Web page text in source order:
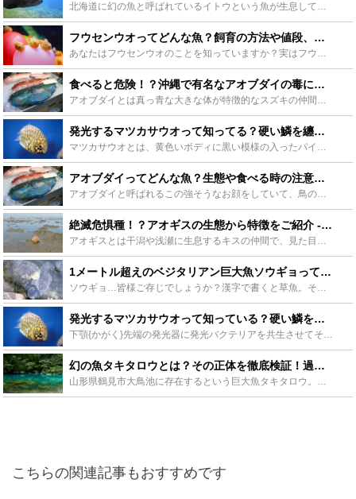
北海道に幻の魚と呼ばれているイトウという魚が生息しています。なぜイトウは幻の魚と呼ばれるようになったのでしょうか？そこで、イトウが幻の魚と呼ばれるようになった理由をまとめました。また、気になるイトウ...
フウセンウオってどんな魚？飼育の方法や値段、寿命など気になる情報まとめ！ - Leisurego(レジャーゴー)
あなたはフウセンウオのことを知っていますか？実はフウセンウオはあの有名映画にも出演していた大人気の生き物です！かわいく魅力的な生き物フウセンウオについて、飼育方法や値段、寿命なども含めてご紹介します...
食べると危険！？沖縄で有名なアオブダイの毒に注意！毒がある理由も徹底解説 - Leisurego(レジャーゴー)
アオブダイとは真っ青な大きな体が特徴的なスズキの仲間です。鋭く鳥のような歯を持ち、雑食で何でもエサにしてしまう魚です。沖縄で主に見かけることができ、古くから親しまれています。この記事ではアオブダイの...
発光するマツカサウオって知ってる？硬い鱗を纏った魚が絶品だった - Leisurego(レジャーゴー)
マツカサウオとは、黄色いボディに黒い模様の入ったパイナップルのような外観をしている魚のこと。その個性的な見た目とは裏腹に、その食感は美味そのものとして有名です。日常では聞きなれないであろう謎に包まれ...
アオブダイってどんな魚？生態や食べる時の注意点などアオブダイのまとめ - Leisurego(レジャーゴー)
アオブダイと呼ばれるこの強そうなお顔をしていて、鳥のくちばしのような口をしたお魚をご存知でしょうか。1度見たらなかなか忘れることができないほどのインパクトです。このアオブダイの生態から毒の有無、食べ...
絶滅危惧種！？アオギスの生態から特徴をご紹介 - Leisurego(レジャーゴー)
アオギスとは干潟や浅瀬に生息するキスの仲間で、見た目はシロギスに非常によく似ています。かつては干潟のシンボルとされるほど、アオギスの脚立釣りは江戸の粋な遊びでした。しかし現在、絶滅が危惧されている非...
1メートル超えのベジタリアン巨大魚ソウギョって知っていますか？特徴&釣り方 - Leisurego(レジャーゴー)
ソウギョ…皆様ご存じでしょうか？漢字で書くと草魚。その名の通り、草を食べるベジタリアンな魚なので、「ソウギョ」と言われています。大食漢で体も大きい淡水魚です。もちろんエサも葉っぱです。葉っぱで魚が釣...
発光するマツカサウオって知っている？硬い鱗を纏った魚が絶品だった。 - Leisurego(レジャーゴー)
下顎{かがく}先端の発光器に発光バクテリアを共生させてその光を利用して発光するマツカサウオ。水族館ではその発光する姿に人気がありますが、鱗も硬く、トゲがある為、食べたいと思う人は少ないかもしれません...
幻の魚タキタロウとは？その正体を徹底検証！過去に捕獲もされている？ - Leisurego(レジャーゴー)
山形県鶴見市大鳥池に存在するという巨大魚タキタロウ。タキタロウの正体は謎に包まれていますが、巨大化したイワナという説や古代魚の生き残りという説もあります。過去には数年にも及ぶ捕獲作戦を実施し、そこで...
こちらの関連記事もおすすめです